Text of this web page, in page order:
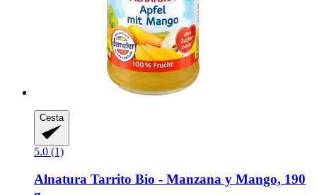
Cesta
5.0 (1)
Alnatura Tarrito Bio -​ Manzana y Mango, 190